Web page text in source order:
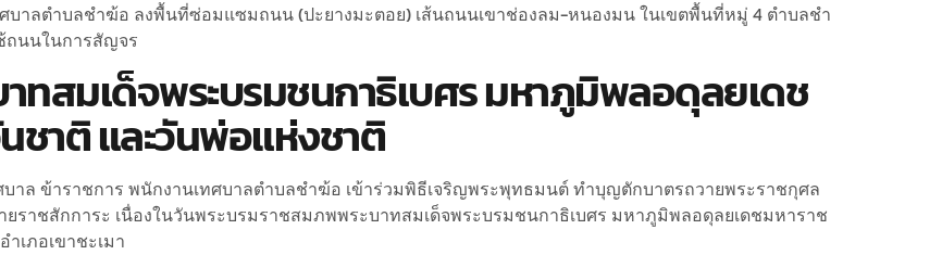
บาลตำบลชำฆ้อ ลงพื้นที่ซ่อมแซมถนน (ปะยางมะตอย) เส้นถนนเขาช่องลม-หนองมน ในเขตพื้นที่หมู่ 4 ตำบลชำ
ถนนในการสัญจร
ทสมเด็จพระบรมชนกาธิเบศร มหาภูมิพลอดุลยเดช
ชาติ และวันพ่อแห่งชาติ
าล ข้าราชการ พนักงานเทศบาลตำบลชำฆ้อ เข้าร่วมพิธีเจริญพระพุทธมนต์ ทำบุญตักบาตรถวายพระราชกุศล
ราชสักการะ เนื่องในวันพระบรมราชสมภพพระบาทสมเด็จพระบรมชนกาธิเบศร มหาภูมิพลอดุลยเดชมหาราช
เภอเขาชะเมา